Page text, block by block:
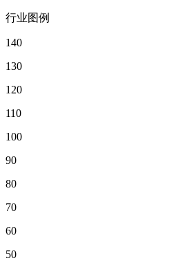
行业图例
140
130
120
110
100
90
80
70
60
50